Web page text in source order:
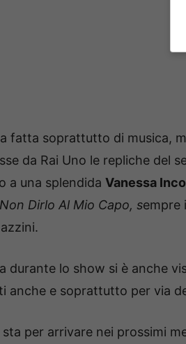
fatta soprattutto di musica,
da Rai Uno le repliche del
a una splendida Vanessa
Non Dirlo Al Mio Capo, sempre
durante lo show si è anche
anche e soprattutto per via
sta per arrivare nei prossimi